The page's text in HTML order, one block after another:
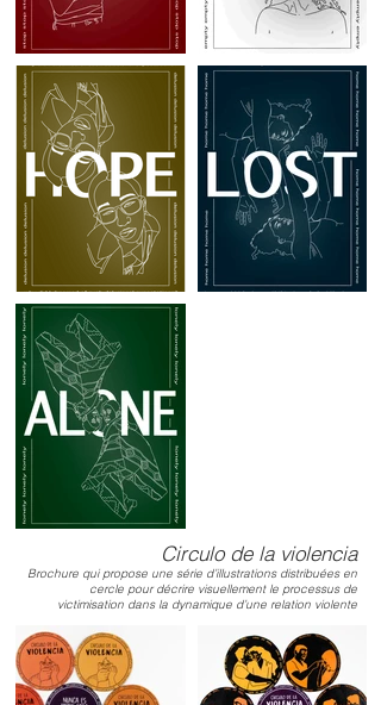
Circulo de la violencia
Brochure qui propose une série d’illustrations distribuées en
cercle pour décrire visuellement le processus de
victimisation dans la dynamique d’une relation violente